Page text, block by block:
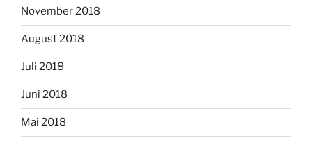
November 2018
August 2018
Juli 2018
Juni 2018
Mai 2018